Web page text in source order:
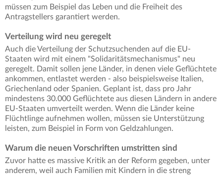
müssen zum Beispiel das Leben und die Freiheit des
Antragstellers garantiert werden.
Verteilung wird neu geregelt
Auch die Verteilung der Schutzsuchenden auf die EU-
Staaten wird mit einem "Solidaritätsmechanismus" neu
geregelt. Damit sollen jene Länder, in denen viele Geflüchtete
ankommen, entlastet werden - also beispielsweise Italien,
Griechenland oder Spanien. Geplant ist, dass pro Jahr
mindestens 30.000 Geflüchtete aus diesen Ländern in andere
EU-Staaten umverteilt werden. Wenn die Länder keine
Flüchtlinge aufnehmen wollen, müssen sie Unterstützung
leisten, zum Beispiel in Form von Geldzahlungen.
Warum die neuen Vorschriften umstritten sind
Zuvor hatte es massive Kritik an der Reform gegeben, unter
anderem, weil auch Familien mit Kindern in die streng